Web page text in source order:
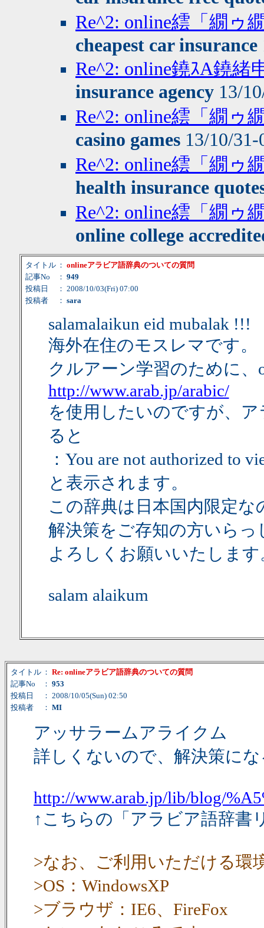
Re^2: online繧「繝
cheapest car insurance
Re^2: online鐃ｽA鐃
insurance agency 13/
Re^2: online繧「繝
casino games 13/10/
Re^2: online繧「繝
health insurance
Re^2: online繧「繝
online college
タイトル ： onlineアラビア語辞典のついての質問
記事No
： 949
投稿日
： 2008/10/03(Fri) 07:00
投稿者
： sara
salamalaikun eid mubalak !!!
海外在住のモスレマです。
クルアーン学習のために、
http://www.arab.jp/arabic/
を使用したいのですが、
ると
：You are not authorized to
と表示されます。
この辞典は日本国内限定な
解決策をご存知の方いらっ
よろしくお願いいたします
salam alaikum
タイトル ： Re: onlineアラビア語辞典のついての質問
記事No
： 953
投稿日
： 2008/10/05(Sun) 02:50
投稿者
： MI
アッサラームアライクム
詳しくないので、解決策に
http://www.arab.jp/lib/blog/
↑こちらの「アラビア語辞書
>なお、ご利用いただける環
>OS：WindowsXP
>ブラウザ：IE6、FireFox